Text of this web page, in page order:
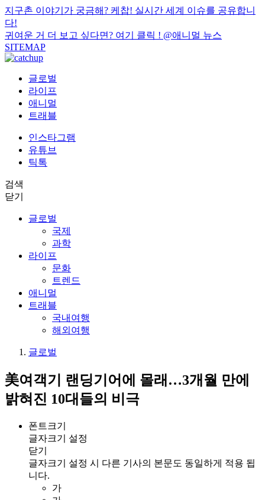
지구촌 이야기가 궁금해? 케찹! 실시간 세계 이슈를 공유합니
다!
귀여운 거 더 보고 싶다면? 여기 클릭 ! @애니멀 뉴스
SITEMAP
글로벌
라이프
애니멀
트래블
인스타그램
유튜브
틱톡
검색
닫기
글로벌
국제
과학
라이프
문화
트렌드
애니멀
트래블
국내여행
해외여행
글로벌
美여객기 랜딩기어에 몰래…3개월 만에
밝혀진 10대들의 비극
폰트크기
글자크기 설정
닫기
글자크기 설정 시 다른 기사의 본문도 동일하게 적용 됩
니다.
가